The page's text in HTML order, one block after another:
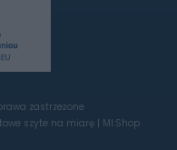
zastrzeżone
szyte na miarę | MI:Shop